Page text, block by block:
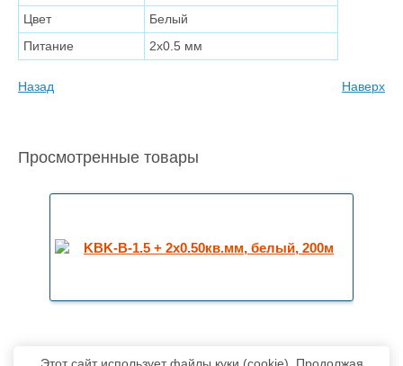
Цвет
Белый
Питание
2х0.5 мм
Назад Наверх
Просмотренные товары